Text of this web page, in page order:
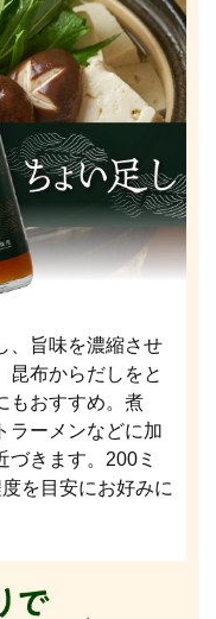
、旨味を濃縮させ
昆布からだしをと
もおすすめ。煮
ラーメンなどに加
づきます。200ミ
を目安にお好みに